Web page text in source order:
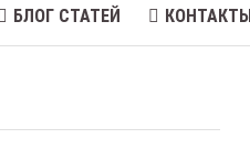
БЛОГ СТАТЕЙ КОНТАКТЫ